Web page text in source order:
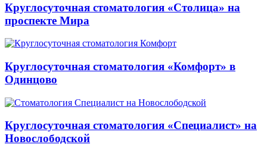
Круглосуточная стоматология «Столица» на
проспекте Мира
Круглосуточная стоматология «Комфорт» в
Одинцово
Круглосуточная стоматология «Специалист» на
Новослободской